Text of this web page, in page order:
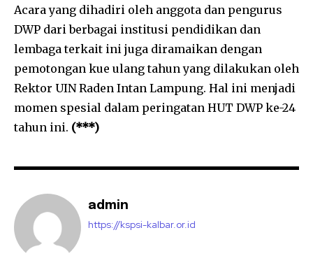
Acara yang dihadiri oleh anggota dan pengurus
DWP dari berbagai institusi pendidikan dan
lembaga terkait ini juga diramaikan dengan
pemotongan kue ulang tahun yang dilakukan oleh
Rektor UIN Raden Intan Lampung. Hal ini menjadi
momen spesial dalam peringatan HUT DWP ke-24
tahun ini. (***)
admin
https://kspsi-kalbar.or.id